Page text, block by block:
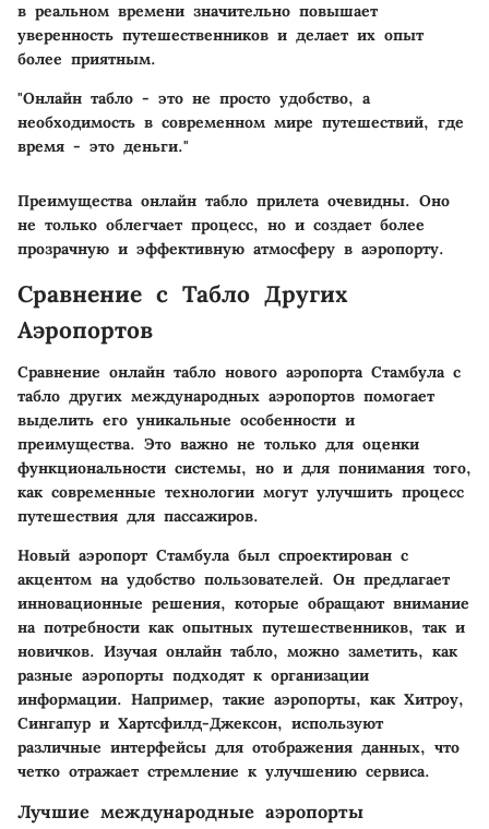
в реальном времени значительно повышает
уверенность путешественников и делает их опыт
более приятным.
"Онлайн табло - это не просто удобство, а
необходимость в современном мире путешествий, где
время - это деньги."
Преимущества онлайн табло прилета очевидны. Оно
не только облегчает процесс, но и создает более
прозрачную и эффективную атмосферу в аэропорту.
Сравнение с Табло Других
Аэропортов
Сравнение онлайн табло нового аэропорта Стамбула с
табло других международных аэропортов помогает
выделить его уникальные особенности и
преимущества. Это важно не только для оценки
функциональности системы, но и для понимания того,
как современные технологии могут улучшить процесс
путешествия для пассажиров.
Новый аэропорт Стамбула был спроектирован с
акцентом на удобство пользователей. Он предлагает
инновационные решения, которые обращают внимание
на потребности как опытных путешественников, так и
новичков. Изучая онлайн табло, можно заметить, как
разные аэропорты подходят к организации
информации. Например, такие аэропорты, как Хитроу,
Сингапур и Хартсфилд-Джексон, используют
различные интерфейсы для отображения данных, что
четко отражает стремление к улучшению сервиса.
Лучшие международные аэропорты